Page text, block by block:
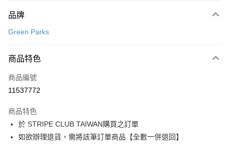
信用卡一次付款
3 期 0 利率 每期
合作金庫商業銀行
上海商業儲蓄銀行
臺灣中小企業銀行
匯豐（台灣）商業銀行
華泰商業銀行
聯邦商業銀行
遠東國際商業銀行
超商取貨付款
LINE Pay
Apple Pay
街口支付
品牌
Green Parks
商品特色
商品編號
11537772
商品特色
於 STRIPE CLUB TAIWAN購買之訂單
如欲辦理退貨，需將該筆訂單商品【全數一併退回】